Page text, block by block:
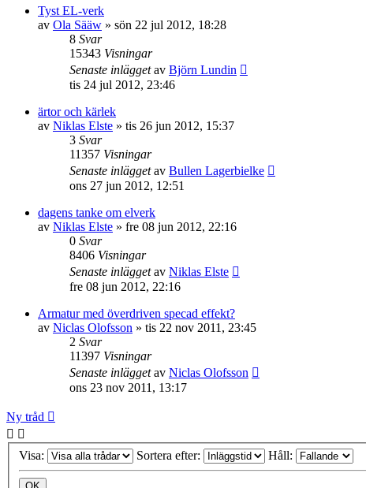
Tyst EL-verk
av Ola Sääw » sön 22 jul 2012, 18:28
8 Svar
15343 Visningar
Senaste inläggetav Björn Lundin
tis 24 jul 2012, 23:46
ärtor och kärlek
av Niklas Elste » tis 26 jun 2012, 15:37
3 Svar
11357 Visningar
Senaste inläggetav Bullen Lagerbielke
ons 27 jun 2012, 12:51
dagens tanke om elverk
av Niklas Elste » fre 08 jun 2012, 22:16
0 Svar
8406 Visningar
Senaste inläggetav Niklas Elste
fre 08 jun 2012, 22:16
Armatur med överdriven specad effekt?
av Niclas Olofsson » tis 22 nov 2011, 23:45
2 Svar
11397 Visningar
Senaste inläggetav Niclas Olofsson
ons 23 nov 2011, 13:17
Ny tråd
Visa: Sortera efter: Håll: